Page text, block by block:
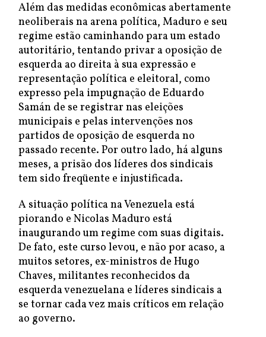
Além das medidas econômicas abertamente
neoliberais na arena política, Maduro e seu
regime estão caminhando para um estado
autoritário, tentando privar a oposição de
esquerda ao direita à sua expressão e
representação política e eleitoral, como
expresso pela impugnação de Eduardo
Samán de se registrar nas eleições
municipais e pelas intervenções nos
partidos de oposição de esquerda no
passado recente. Por outro lado, há alguns
meses, a prisão dos líderes dos sindicais
tem sido freqüente e injustificada.
A situação política na Venezuela está
piorando e Nicolas Maduro está
inaugurando um regime com suas digitais.
De fato, este curso levou, e não por acaso, a
muitos setores, ex-ministros de Hugo
Chaves, militantes reconhecidos da
esquerda venezuelana e líderes sindicais a
se tornar cada vez mais críticos em relação
ao governo.